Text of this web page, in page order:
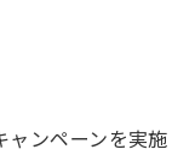
ンペーンを実施